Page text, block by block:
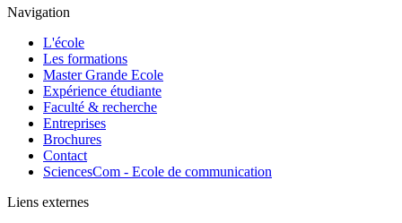
Navigation
L'école
Les formations
Master Grande Ecole
Expérience étudiante
Faculté & recherche
Entreprises
Brochures
Contact
SciencesCom - Ecole de communication
Liens externes